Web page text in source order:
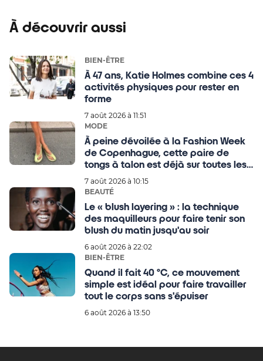
À découvrir aussi
BIEN-ÊTRE
À 47 ans, Katie Holmes combine ces 4
activités physiques pour rester en
forme
7 août 2026 à 11:51
MODE
À peine dévoilée à la Fashion Week
de Copenhague, cette paire de
tongs à talon est déjà sur toutes les
wishlists des filles stylées
7 août 2026 à 10:15
BEAUTÉ
Le « blush layering » : la technique
des maquilleurs pour faire tenir son
blush du matin jusqu'au soir
6 août 2026 à 22:02
BIEN-ÊTRE
Quand il fait 40 °C, ce mouvement
simple est idéal pour faire travailler
tout le corps sans s'épuiser
6 août 2026 à 13:50